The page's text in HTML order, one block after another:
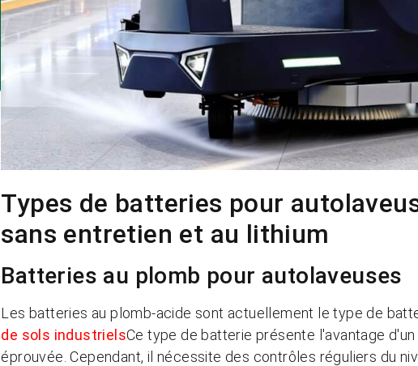
Types de batteries pour
sans entretien et au lithium
Batteries au plomb pour autolaveuses
Les batteries au plomb-acide sont actuellement le type de
de sols industrielsCe type de batterie présente l'avantage
éprouvée. Cependant, il nécessite des contrôles réguliers du